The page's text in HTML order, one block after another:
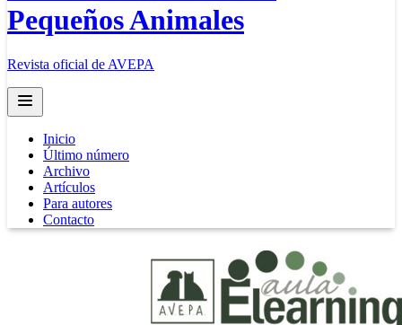
Pequeños Animales
Revista oficial de AVEPA
Open main menu
Inicio
Último número
Archivo
Artículos
Para autores
Contacto